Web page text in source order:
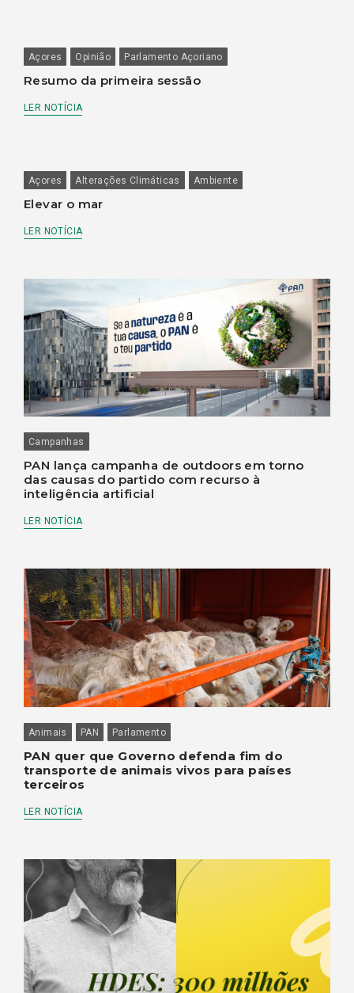
Açores Opinião Parlamento Açoriano
Resumo da primeira sessão
LER NOTÍCIA
Açores Alterações Climáticas Ambiente
Elevar o mar
LER NOTÍCIA
Campanhas
PAN lança campanha de outdoors em torno
das causas do partido com recurso à
inteligência artificial
LER NOTÍCIA
Animais PAN Parlamento
PAN quer que Governo defenda fim do
transporte de animais vivos para países
terceiros
LER NOTÍCIA